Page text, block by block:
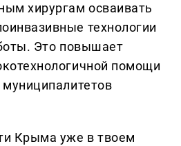
хирургам осваивать
технологии
Это повышает
помощи
Крыма уже в твоем